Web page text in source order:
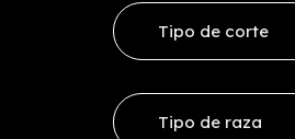
Tipo de corte
Tipo de raza